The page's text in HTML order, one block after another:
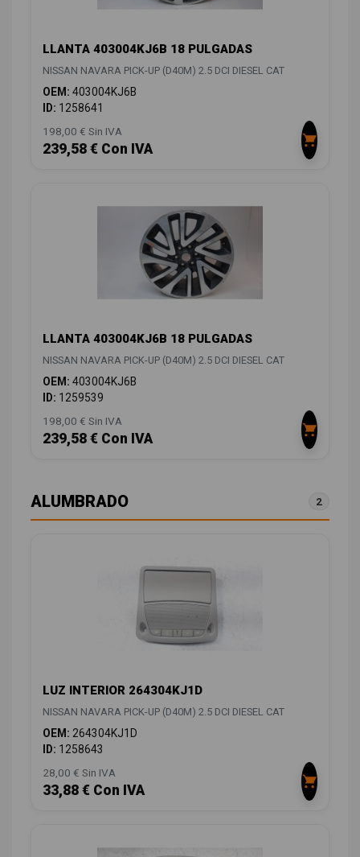
LLANTA 403004KJ6B 18 PULGADAS
NISSAN NAVARA PICK-UP (D40M) 2.5 DCI DIESEL CAT
OEM: 403004KJ6B
ID: 1258641
198,00 € Sin IVA
239,58 € Con IVA
LLANTA 403004KJ6B 18 PULGADAS
NISSAN NAVARA PICK-UP (D40M) 2.5 DCI DIESEL CAT
OEM: 403004KJ6B
ID: 1259539
198,00 € Sin IVA
239,58 € Con IVA
ALUMBRADO 2
LUZ INTERIOR 264304KJ1D
NISSAN NAVARA PICK-UP (D40M) 2.5 DCI DIESEL CAT
OEM: 264304KJ1D
ID: 1258643
28,00 € Sin IVA
33,88 € Con IVA